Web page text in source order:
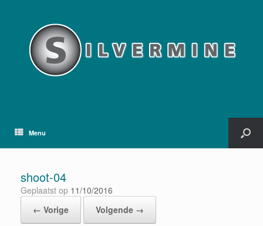
Menu
shoot-04
Geplaatst op 11/10/2016
← Vorige
Volgende →